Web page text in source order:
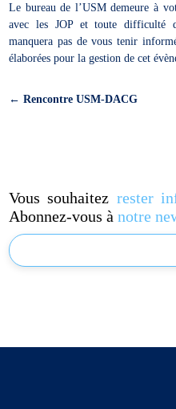
Le bureau de l’USM demeure à
avec les JOP et toute difficulté
manquera pas de vous tenir
élaborées pour la gestion de cet
←Rencontre USM-DACG
Vous souhaitez rester
Abonnez-vous ànotre